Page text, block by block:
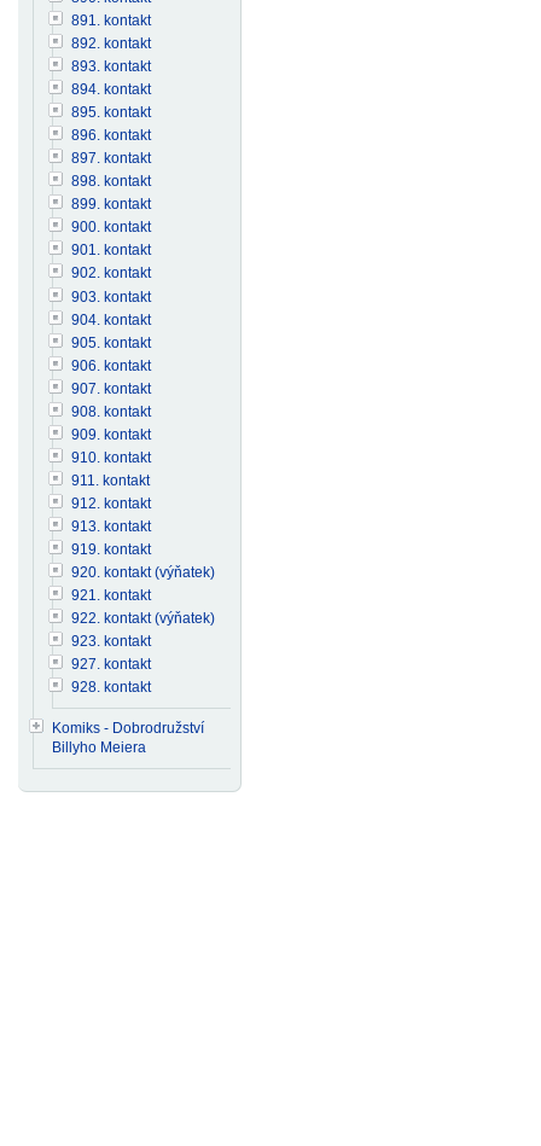
891. kontakt
892. kontakt
893. kontakt
894. kontakt
895. kontakt
896. kontakt
897. kontakt
898. kontakt
899. kontakt
900. kontakt
901. kontakt
902. kontakt
903. kontakt
904. kontakt
905. kontakt
906. kontakt
907. kontakt
908. kontakt
909. kontakt
910. kontakt
911. kontakt
912. kontakt
913. kontakt
919. kontakt
920. kontakt (výňatek)
921. kontakt
922. kontakt (výňatek)
923. kontakt
927. kontakt
928. kontakt
Komiks - Dobrodružství
Billyho Meiera